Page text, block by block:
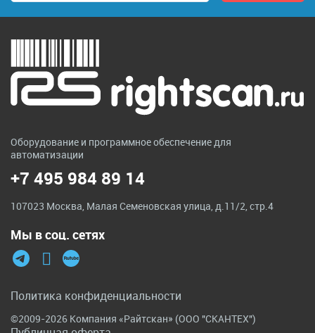
Оборудование и программное обеспечение для
автоматизации
+7 495 984 89 14
107023 Москва, Малая Семеновская улица, д.11/2, стр.4
Мы в соц. сетях
©2009-2026 Компания «Райтскан» (ООО "СКАНТЕХ")
Политика конфиденциальности